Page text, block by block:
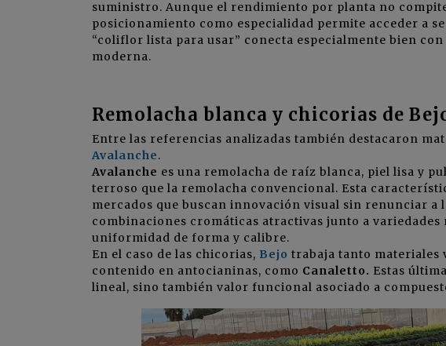
suministro. Aunque el rendimiento por planta no
posicionamiento como especialidad permite acceder a
“coliflor lista para usar” conecta especialmente bien
moderna.
Remolacha blanca y chicorias de
Entre las referencias analizadas también destacaron
Avalanche.
Avalanche es una remolacha de raíz blanca, piel lisa y
terroso que la remolacha convencional. Esta
mercados que buscan innovación visual sin renunciar
combinaciones cromáticas atractivas junto a
uniformidad de forma y calibre.
En el caso de las chicorias, Bejo trabaja tanto materiales
contenido en antocianinas, como Canaletto. Estas
lineal, sino también valor funcional asociado a